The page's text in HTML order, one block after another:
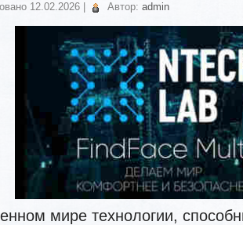
12.02.2026 Автор: admin
мире технологии,